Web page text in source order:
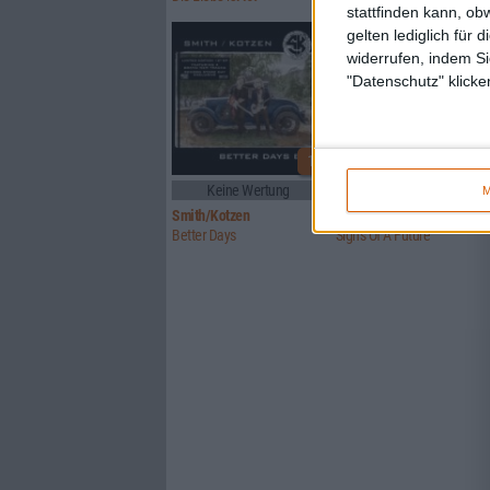
stattfinden kann,
gelten lediglich für
widerrufen, indem
"Datenschutz"
1
Keine Wertung
Smith/Kotzen
Better Days
Signs Of Truth
Signs Of A Future